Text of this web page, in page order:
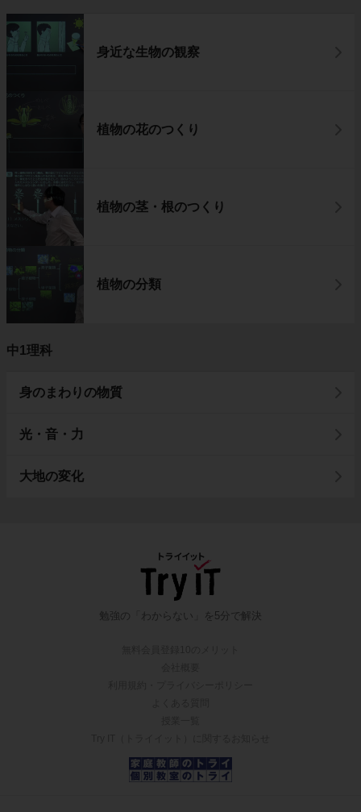
身近な生物の観察
植物の花のつくり
植物の茎・根のつくり
植物の分類
中1理科
身のまわりの物質
光・音・力
大地の変化
勉強の「わからない」を5分で解決